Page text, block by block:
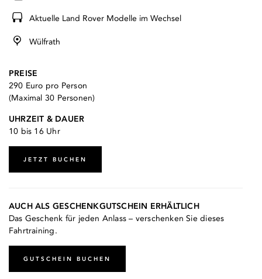
Aktuelle Land Rover Modelle im Wechsel
Wülfrath
PREISE
290 Euro pro Person
(Maximal 30 Personen)
UHRZEIT & DAUER
10 bis 16 Uhr
JETZT BUCHEN
AUCH ALS GESCHENKGUTSCHEIN ERHÄLTLICH
Das Geschenk für jeden Anlass – verschenken Sie dieses
Fahrtraining.
GUTSCHEIN BUCHEN